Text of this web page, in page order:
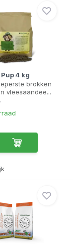
Pup 4 kg
brokken
vleesaandee...